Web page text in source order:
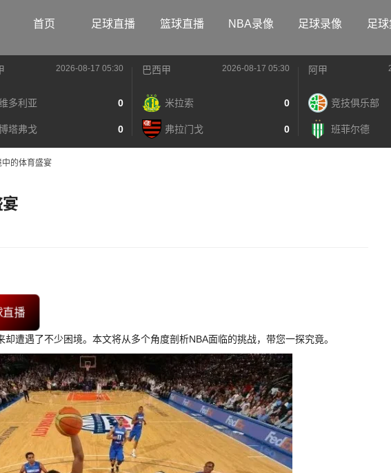
首页 足球直播 篮球直播 NBA录像 足球录像 足
2026-08-17 05:30
多利亚 0
塔弗戈 0
巴西甲 2026-08-17 05:30
米拉索 0
弗拉门戈 0
阿甲
竞技俱乐部
班菲尔德
的体育盛宴
直播
遭遇了不少困境。本文将从多个角度剖析NBA面临的挑战，带您一探究竟。